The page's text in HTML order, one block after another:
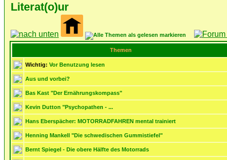
Literat(o)ur
Themen
Wichtig: Vor Benutzung lesen
Aus und vorbei?
Bas Kast "Der Ernährungskompass"
Kevin Dutton "Psychopathen - ...
Hans Eberspächer: MOTORRADFAHREN mental trainiert
Henning Mankell "Die schwedischen Gummistiefel"
Bernt Spiegel - Die obere Hälfte des Motorrads